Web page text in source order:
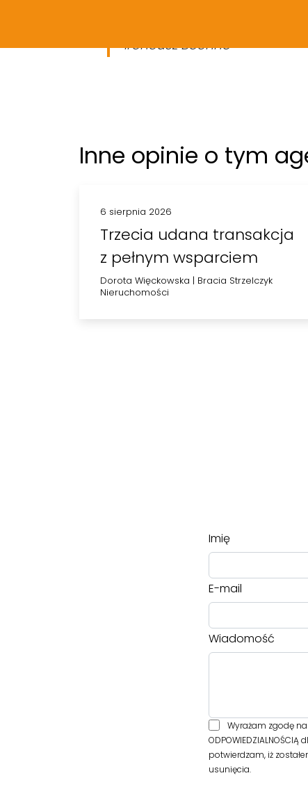
Ireneusz Bochno
Inne opinie o tym
6 sierpnia 2026
Trzecia udana transakcja
z pełnym wsparciem
Dorota Więckowska | Bracia Strzelczyk
Nieruchomości
Imię
E-mail
Wiadomość
Wyrażam zgodę na
potwierdzam, iż
usunięcia.